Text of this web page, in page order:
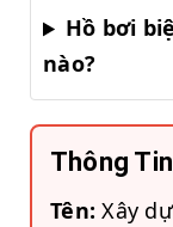
Hồ bơi
nào?
Thông
Tên: Xây